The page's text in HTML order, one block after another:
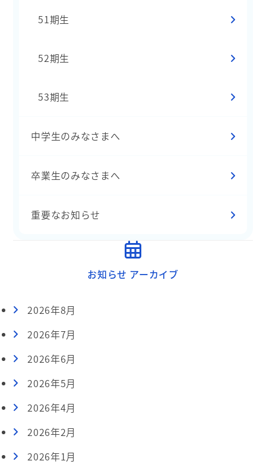
51期生
52期生
53期生
中学生のみなさまへ
卒業生のみなさまへ
重要なお知らせ
お知らせ アーカイブ
2026年8月
2026年7月
2026年6月
2026年5月
2026年4月
2026年2月
2026年1月